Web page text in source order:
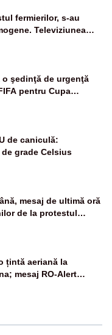
fermierilor, s-au
Televiziunea
la calm – LIVE TEXT
o şedinţă de urgenţă
pentru Cupa
de caniculă:
grade Celsius
mesaj de ultimă oră
de la protestul
- VIDEO
țintă aeriană la
mesaj RO-Alert
Tulcea